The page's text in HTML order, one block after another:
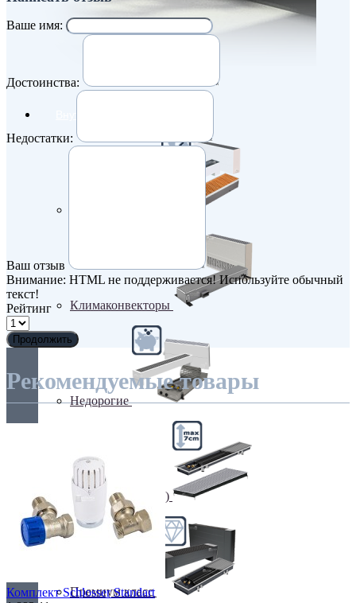
Климаконвекторы
Недорогие
Низкие (до 70 мм)
Премиум класс
Ваше имя:
Достоинства:
Недостатки:
Ваш отзыв
Внимание: HTML не поддерживается! Используйте обычный
текст!
Рейтинг
Продолжить
Рекомендуемые товары
Комплект Schlosser Standart